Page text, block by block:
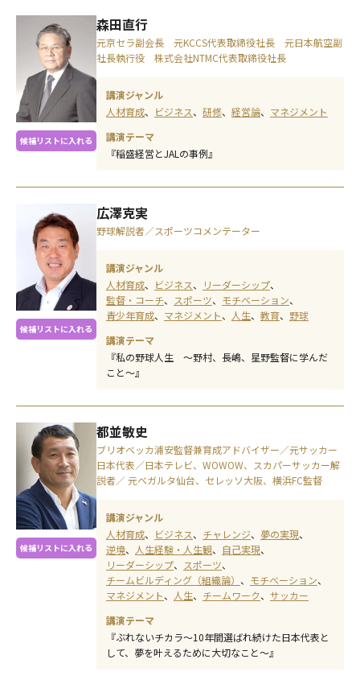
候補リストに入れる
森田直行
元京セラ副会長 元KCCS代表取締役社長 元日本航空副
社長執行役 株式会社NTMC代表取締役社長
講演ジャンル
人材育成
ビジネス 研修 経営論
マネジメント
講演テーマ
『稲盛経営とJALの事例』
候補リストに入れる
広澤克実
野球解説者／スポーツコメンテーター
講演ジャンル
人材育成
ビジネス
リーダーシップ
監督・コーチ
スポーツ
モチベーション
青少年育成
マネジメント 人生 教育
野球
講演テーマ
『私の野球人生 ～野村、長嶋、星野監督に学んだ
こと～』
候補リストに入れる
都並敏史
ブリオベッカ浦安監督兼育成アドバイザー／元サッカー
日本代表／日本テレビ、WOWOW、スカパーサッカー解
説者／ 元ベガルタ仙台、セレッソ大阪、横浜FC監督
講演ジャンル
人材育成
ビジネス チャレンジ
夢の実現
逆境
人生経験・人生観
自己実現
リーダーシップ
スポーツ
チームビルディング（組織論）
モチベーション
マネジメント
人生 チームワーク
サッカー
講演テーマ
『ぶれないチカラ～10年間選ばれ続けた日本代表と
して、夢を叶えるために大切なこと～』